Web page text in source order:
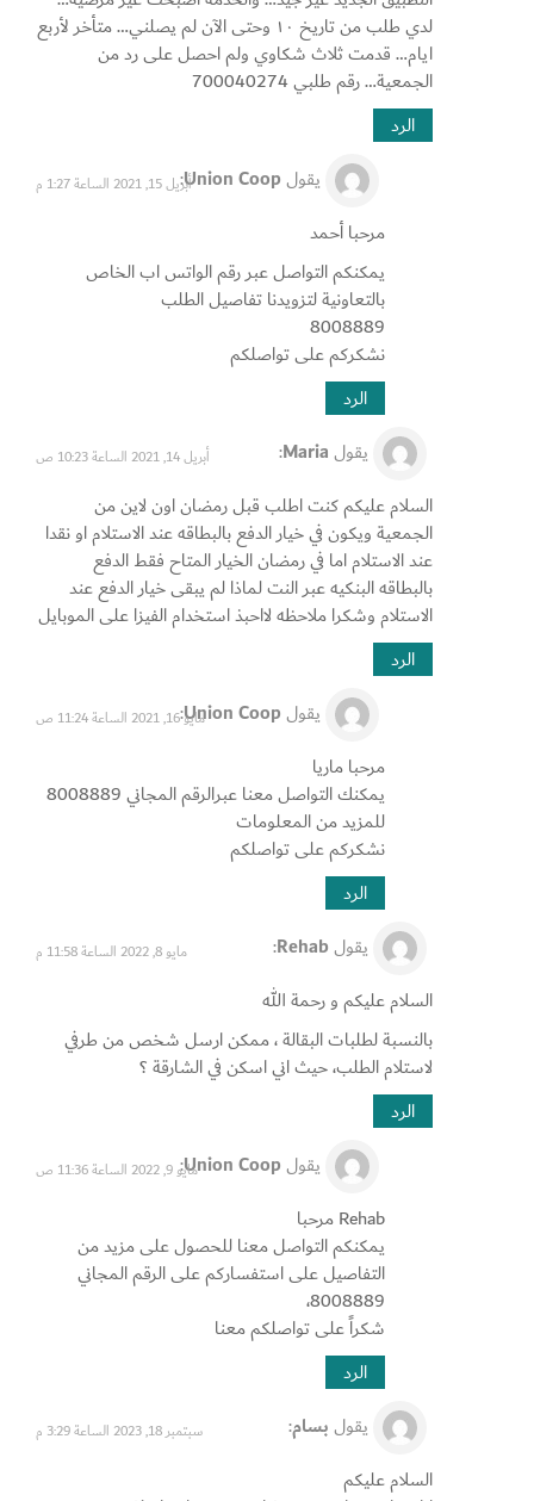
لدي طلب من تاريخ ١٠ وحتى الآن لم يصلني… متأخر لأربع
ايام… قدمت ثلاث شكاوي ولم احصل على رد من
الجمعية… رقم طلبي 700040274
الرد
يقولUnion Coop
:
أبريل 15, 2021 الساعة 1:27 م
مرحبا أحمد
يمكنكم التواصل عبر رقم الواتس اب الخاص
بالتعاونية لتزويدنا تفاصيل الطلب
8008889
نشكركم على تواصلكم
الرد
يقولMaria
: أبريل 14, 2021 الساعة 10:23 ص
السلام عليكم كنت اطلب قبل رمضان اون لاين من
الجمعية ويكون في خيار الدفع بالبطاقه عند الاستلام او نقدا
عند الاستلام اما في رمضان الخيار المتاح فقط الدفع
بالبطاقه البنكيه عبر النت لماذا لم يبقى خيار الدفع عند
الاستلام وشكرا ملاحظه لااحبذ استخدام الفيزا على الموبايل
الرد
يقولUnion Coop
:مايو 16, 2021 الساعة 11:24 ص
مرحبا ماريا
يمكنك التواصل معنا عبرالرقم المجاني 8008889
للمزيد من المعلومات
نشكركم على تواصلكم
الرد
يقولRehab
: مايو 8, 2022 الساعة 11:58 م
السلام عليكم و رحمة الله
بالنسبة لطلبات البقالة ، ممكن ارسل شخص من طرفي
لاستلام الطلب، حيث اني اسكن في الشارقة ؟
الرد
يقولUnion Coop
:
مايو 9, 2022 الساعة 11:36 ص
Rehab مرحبا
يمكنكم التواصل معنا للحصول على مزيد من
التفاصيل على استفساركم على الرقم المجاني
8008889،
شكراً على تواصلكم معنا
الرد
يقولبسام: سبتمبر 18, 2023 الساعة 3:29 م
السلام عليكم